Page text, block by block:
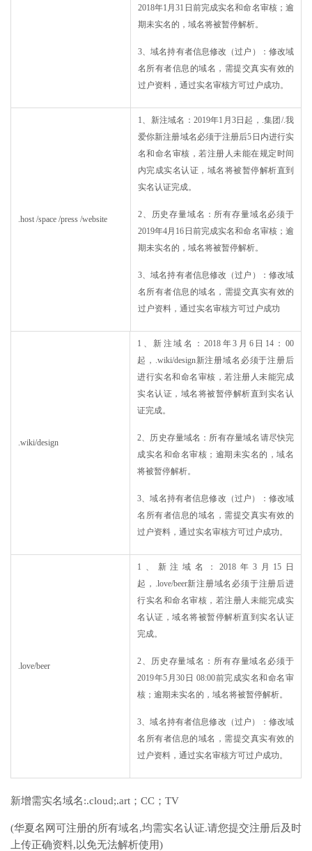
2018年1月31日前完成实名和命名审核；逾
期未实名的，域名将被暂停解析。
3、域名持有者信息修改（过户）：修改域
名所有者信息的域名，需提交真实有效的
过户资料，通过实名审核方可过户成功。
.host /space /press /website
1、新注域名：2019年1月3日起，.集团/.我
爱你新注册域名必须于注册后5日内进行实
名和命名审核，若注册人未能在规定时间
内完成实名认证，域名将被暂停解析直到
实名认证完成。
2、历史存量域名：所有存量域名必须于
2019年4月16日前完成实名和命名审核；逾
期未实名的，域名将被暂停解析。
3、域名持有者信息修改（过户）：修改域
名所有者信息的域名，需提交真实有效的
过户资料，通过实名审核方可过户成功
.wiki/design
1、新注域名：2018年3月6日14：00
起，.wiki/design新注册域名必须于注册后
进行实名和命名审核，若注册人未能完成
实名认证，域名将被暂停解析直到实名认
证完成。
2、历史存量域名：所有存量域名请尽快完
成实名和命名审核；逾期未实名的，域名
将被暂停解析。
3、域名持有者信息修改（过户）：修改域
名所有者信息的域名，需提交真实有效的
过户资料，通过实名审核方可过户成功。
.love/beer
1、新注域名：2018年3月15日
起，.love/beer新注册域名必须于注册后进
行实名和命名审核，若注册人未能完成实
名认证，域名将被暂停解析直到实名认证
完成。
2、历史存量域名：所有存量域名必须于
2019年5月30日 08:00前完成实名和命名审
核；逾期未实名的，域名将被暂停解析。
3、域名持有者信息修改（过户）：修改域
名所有者信息的域名，需提交真实有效的
过户资料，通过实名审核方可过户成功。
新增需实名域名:.cloud;.art；CC；TV
(华夏名网可注册的所有域名,均需实名认证.请您提交注册后及时
上传正确资料,以免无法解析使用)